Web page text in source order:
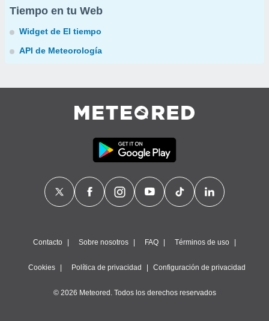
Tiempo en tu Web
Widget de El tiempo
API de Meteorología
Contacto Sobre nosotros FAQ Términos de uso
Cookies Política de privacidad Configuración de privacidad
© 2026 Meteored. Todos los derechos reservados